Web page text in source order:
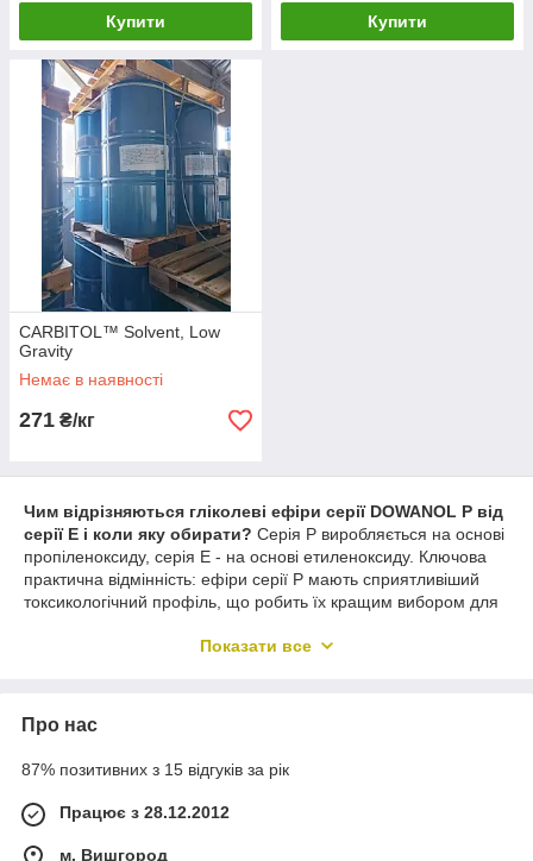
Купити Купити
CARBITOL™ Solvent, Low
Gravity
Немає в наявності
271 ₴/кг
Чим відрізняються гліколеві ефіри серії DOWANOL P від
серії E і коли яку обирати? Серія P виробляється на основі
пропіленоксиду, серія E - на основі етиленоксиду. Ключова
практична відмінність: ефіри серії P мають сприятливіший
токсикологічний профіль, що робить їх кращим вибором для
рецептур - для частини ефірів серії E діють суворіші
здатністю обидві серії схожі, однак
CARBITOL
очисників і деяких алкідних систем. Для нових рецептур
співрозчинників і коалесцентів, як правило, починають із серії
P; це не стосується DOWANOL EPH (феноксиетанол) - він
застосовується в косметиці за прямим призначенням як
самостійний консервант незалежно від серії і залишається
Показати все
Про нас
87% позитивних з 15 відгуків за рік
Працює з 28.12.2012
м. Вишгород